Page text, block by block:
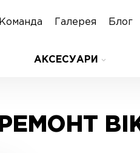
Команда Галерея Блог
АКСЕСУАРИ
РЕМОНТ